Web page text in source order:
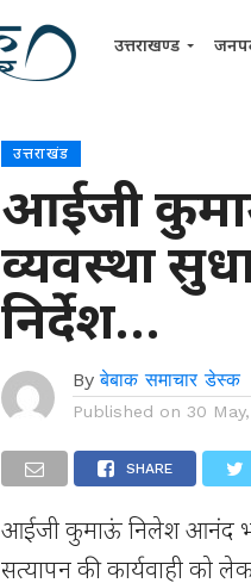
उत्तराखण्ड
उत्तराखंड
आईजी
व्यवस्था
निर्देश…
By बेबाक समाचार डेस्क
Published on 30
SHARE
आईजी कुमाऊं निलेश आनंद
सत्यापन की कार्यवाही को